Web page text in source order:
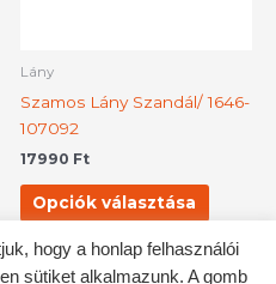
Lány
Szamos Lány Szandál/ 1646-
107092
17990 Ft
Opciók választása
hogy a honlap felhasználói
sütiket alkalmazunk. A gomb